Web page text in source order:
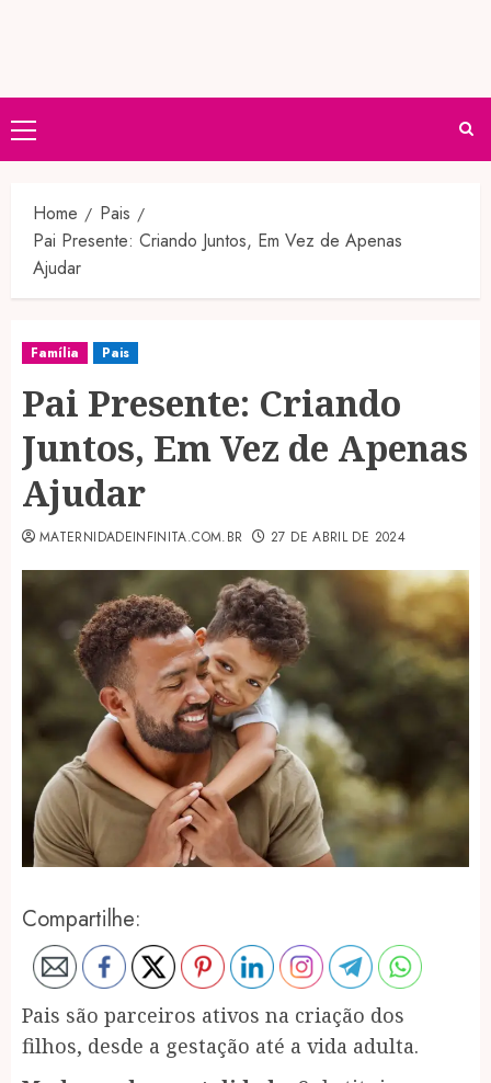
Primary
Menu
Home
Pais
Pai Presente: Criando Juntos, Em Vez de Apenas
Ajudar
Família Pais
Pai Presente: Criando
Juntos, Em Vez de Apenas
Ajudar
MATERNIDADEINFINITA.COM.BR 27 DE ABRIL DE 2024
Compartilhe:
Pais são parceiros ativos na criação dos
filhos, desde a gestação até a vida adulta.